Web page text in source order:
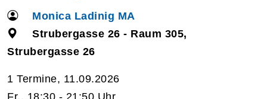
Monica Ladinig MA
Strubergasse 26 - Raum 305,
Strubergasse 26
1 Termine, 11.09.2026
Fr., 18:30 - 21:50 Uhr